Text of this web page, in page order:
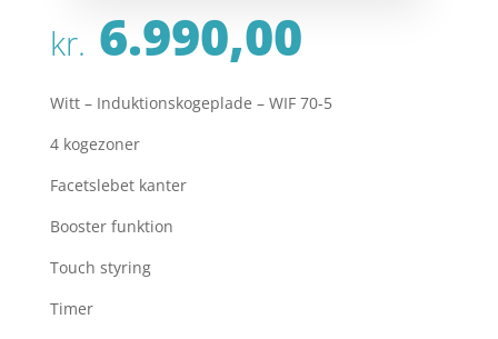
kr. 6.990,00
Witt – Induktionskogeplade – WIF 70-5
4 kogezoner
Facetslebet kanter
Booster funktion
Touch styring
Timer